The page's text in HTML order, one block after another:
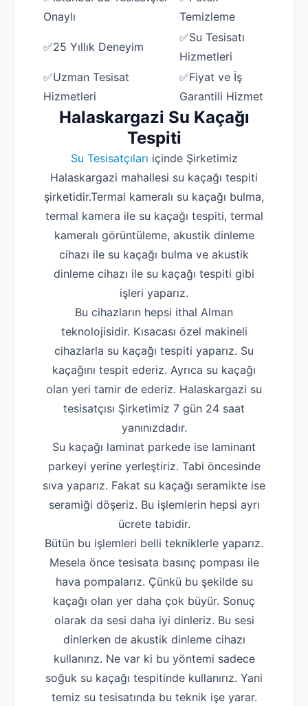
Onaylı
Temizleme
✅25 Yıllık Deneyim
✅Su Tesisatı
Hizmetleri
✅Uzman Tesisat
Hizmetleri
✅Fiyat ve İş
Garantili Hizmet
Halaskargazi Su Kaçağı
Tespiti
Su Tesisatçıları içinde Şirketimiz
Halaskargazi mahallesi su kaçağı tespiti
şirketidir.Termal kameralı su kaçağı bulma,
termal kamera ile su kaçağı tespiti, termal
kameralı görüntüleme, akustik dinleme
cihazı ile su kaçağı bulma ve akustik
dinleme cihazı ile su kaçağı tespiti gibi
işleri yaparız.
Bu cihazların hepsi ithal Alman
teknolojisidir. Kısacası özel makineli
cihazlarla su kaçağı tespiti yaparız. Su
kaçağını tespit ederiz. Ayrıca su kaçağı
olan yeri tamir de ederiz. Halaskargazi su
tesisatçısı Şirketimiz 7 gün 24 saat
yanınızdadır.
Su kaçağı laminat parkede ise laminant
parkeyi yerine yerleştiriz. Tabi öncesinde
sıva yaparız. Fakat su kaçağı seramikte ise
seramiği döşeriz. Bu işlemlerin hepsi ayrı
ücrete tabidir.
Bütün bu işlemleri belli tekniklerle yaparız.
Mesela önce tesisata basınç pompası ile
hava pompalarız. Çünkü bu şekilde su
kaçağı olan yer daha çok büyür. Sonuç
olarak da sesi daha iyi dinleriz. Bu sesi
dinlerken de akustik dinleme cihazı
kullanırız. Ne var ki bu yöntemi sadece
soğuk su kaçağı tespitinde kullanırız. Yani
temiz su tesisatında bu teknik işe yarar.